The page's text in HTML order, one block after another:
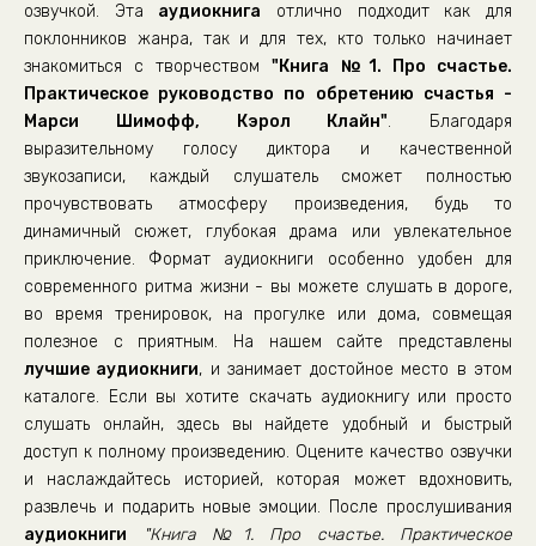
озвучкой. Эта аудиокнига отлично подходит как для
поклонников жанра, так и для тех, кто только начинает
знакомиться с творчеством"Книга №1. Про счастье.
Практическое руководство по обретению счастья -
Марси Шимофф, Кэрол Клайн". Благодаря
выразительному голосу диктора и качественной
звукозаписи, каждый слушатель сможет полностью
прочувствовать атмосферу произведения, будь то
динамичный сюжет, глубокая драма или увлекательное
приключение. Формат аудиокниги особенно удобен для
современного ритма жизни - вы можете слушать в дороге,
во время тренировок, на прогулке или дома, совмещая
полезное с приятным. На нашем сайте представлены
лучшие аудиокниги, и занимает достойное место в этом
каталоге. Если вы хотите скачать аудиокнигу или просто
слушать онлайн, здесь вы найдете удобный и быстрый
доступ к полному произведению. Оцените качество озвучки
и наслаждайтесь историей, которая может вдохновить,
развлечь и подарить новые эмоции. После прослушивания
аудиокниги
"Книга №1. Про счастье. Практическое